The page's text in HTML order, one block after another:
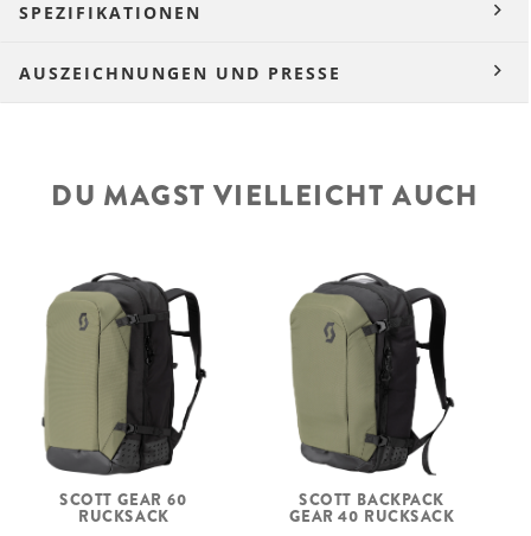
SPEZIFIKATIONEN
AUSZEICHNUNGEN UND PRESSE
DU MAGST VIELLEICHT AUCH
SCOTT GEAR 60
RUCKSACK
SCOTT BACKPACK
GEAR 40 RUCKSACK